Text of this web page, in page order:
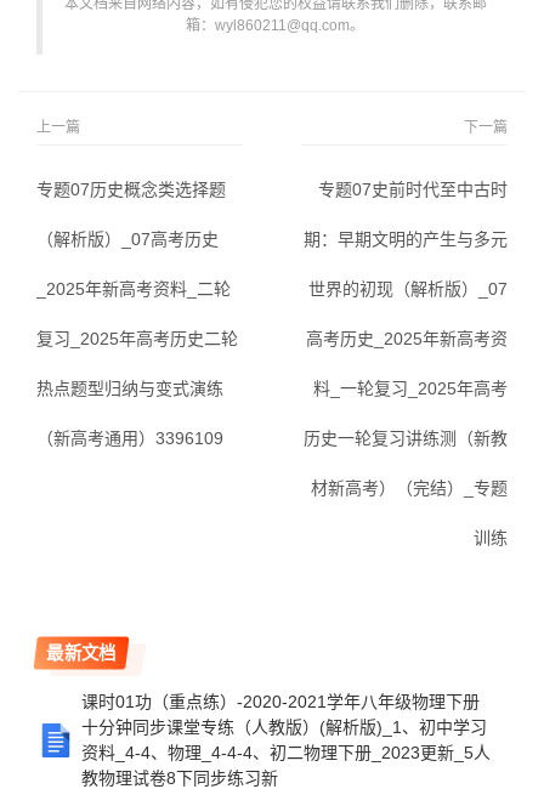
本文档来自网络内容，如有侵犯您的权益请联系我们删除，联系邮
箱：wyl860211@qq.com。
上一篇
专题07历史概念类选择题
（解析版）_07高考历史
_2025年新高考资料_二轮
复习_2025年高考历史二轮
热点题型归纳与变式演练
（新高考通用）3396109
下一篇
专题07史前时代至中古时
期：早期文明的产生与多元
世界的初现（解析版）_07
高考历史_2025年新高考资
料_一轮复习_2025年高考
历史一轮复习讲练测（新教
材新高考）（完结）_专题
训练
最新文档
课时01功（重点练）-2020-2021学年八年级物理下册
十分钟同步课堂专练（人教版）(解析版)_1、初中学习
资料_4-4、物理_4-4-4、初二物理下册_2023更新_5人
教物理试卷8下同步练习新